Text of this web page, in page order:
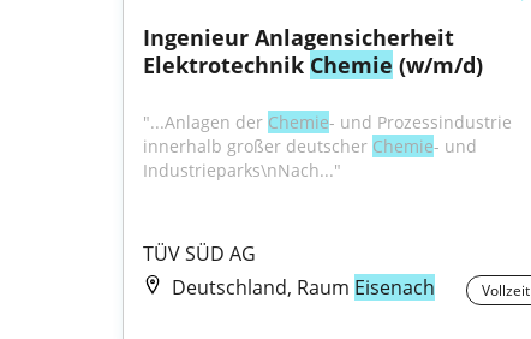
Ingenieur Anlagensicherheit
Elektrotechnik Chemie (w/m/d)
"...Anlagen der Chemie- und Prozessindustrie
innerhalb großer deutscher Chemie- und
Industrieparks\nNach..."
TÜV SÜD AG
Deutschland, Raum Eisenach Vollzeit